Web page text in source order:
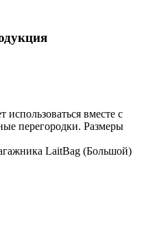
вместе с
перегородки. Размеры
LaitBag (Большой)